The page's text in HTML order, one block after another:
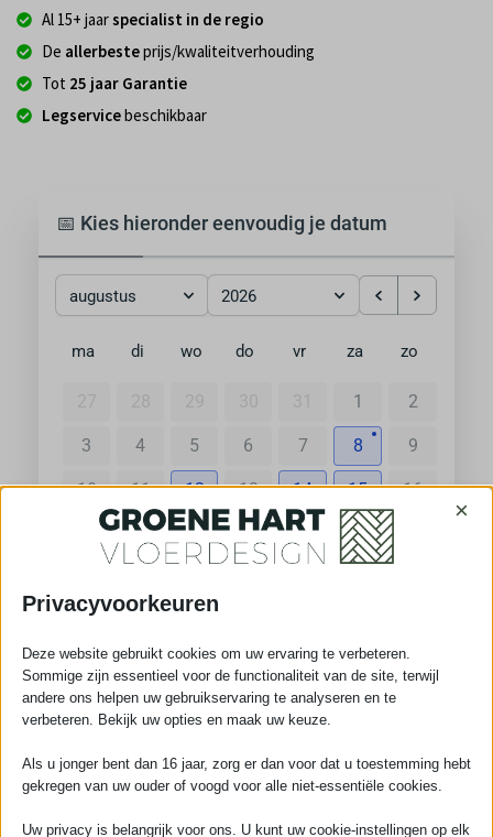
Al 15+ jaarspecialist in de regio
De allerbesteprijs/kwaliteitverhouding
Tot 25 jaar Garantie
Legservicebeschikbaar
📅 Kies hieronder eenvoudig je datum
augustus 2026
ma di wo do vr za zo
27 28 29 30 31 1 2
3 4 5 6 7 8 9
10 11 12 13 14 15 16
18 19 20 21 22
31
Ga verder
Privacyvoorkeuren
×
Deze website gebruikt cookies om uw ervaring te verbeteren.
Sommige zijn essentieel voor de functionaliteit van de site, terwijl
andere ons helpen uw gebruikservaring te analyseren en te
verbeteren. Bekijk uw opties en maak uw keuze.
Als u jonger bent dan 16 jaar, zorg er dan voor dat u toestemming hebt
gekregen van uw ouder of voogd voor alle niet-essentiële cookies.
Uw privacy is belangrijk voor ons. U kunt uw cookie-instellingen op elk